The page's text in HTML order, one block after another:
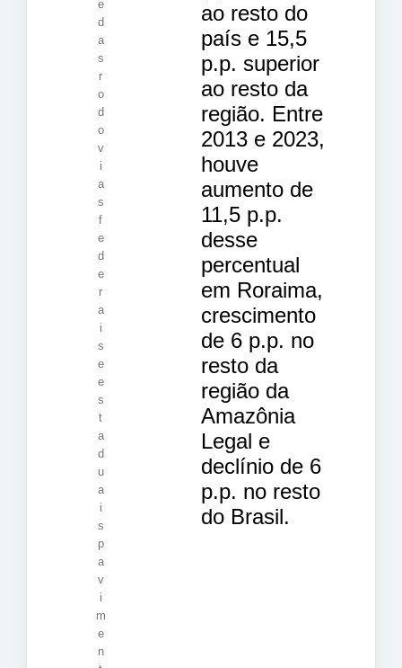
e
d
a
s
r
o
d
o
v
i
a
s
f
e
d
e
r
a
i
s
e
e
s
t
a
d
u
a
i
s
p
a
v
i
m
e
n
ao resto do
país e 15,5
p.p. superior
ao resto da
região. Entre
2013 e 2023,
houve
aumento de
11,5 p.p.
desse
percentual
em Roraima,
crescimento
de 6 p.p. no
resto da
região da
Amazônia
Legal e
declínio de 6
p.p. no resto
do Brasil.